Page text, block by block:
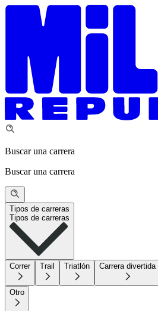
Buscar una carrera
Buscar una carrera
Tipos de carreras
Tipos de carreras
Correr Trail Triatlón Carrera divertida
Otro